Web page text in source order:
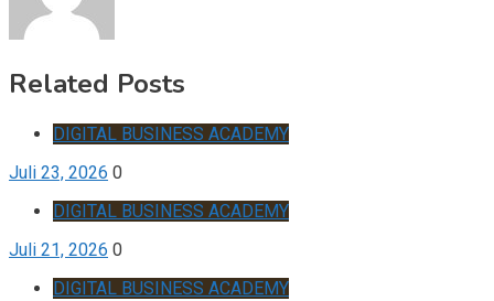
Related Posts
DIGITAL BUSINESS ACADEMY
Juli 23, 2026 0
DIGITAL BUSINESS ACADEMY
Juli 21, 2026 0
DIGITAL BUSINESS ACADEMY